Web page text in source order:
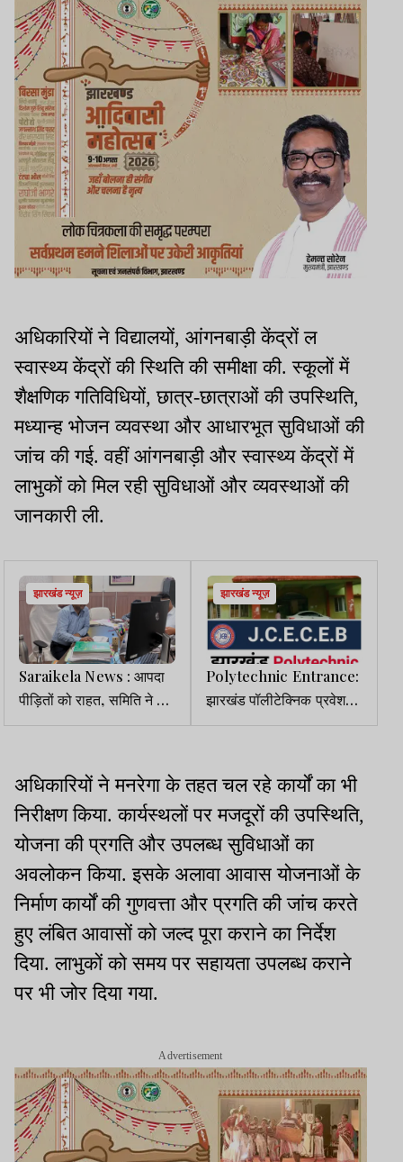
अधिकारियों ने विद्यालयों, आंगनबाड़ी केंद्रों ल
स्वास्थ्य केंद्रों की स्थिति की समीक्षा की. स्कूलों में
शैक्षणिक गतिविधियों, छात्र-छात्राओं की उपस्थिति,
मध्यान्ह भोजन व्यवस्था और आधारभूत सुविधाओं की
जांच की गई. वहीं आंगनबाड़ी और स्वास्थ्य केंद्रों में
लाभुकों को मिल रही सुविधाओं और व्यवस्थाओं की
जानकारी ली.
झारखंड न्यूज़
Saraikela News : आपदा
पीड़ितों को राहत, समिति ने 60
मामलों में अनुग्रह राशि को दी
झारखंड न्यूज़
Polytechnic Entrance:
झारखंड पॉलीटेक्निक प्रवेश
परीक्षा 5 जुलाई को, 19 मई से
अधिकारियों ने मनरेगा के तहत चल रहे कार्यों का भी
निरीक्षण किया. कार्यस्थलों पर मजदूरों की उपस्थिति,
योजना की प्रगति और उपलब्ध सुविधाओं का
अवलोकन किया. इसके अलावा आवास योजनाओं के
निर्माण कार्यों की गुणवत्ता और प्रगति की जांच करते
हुए लंबित आवासों को जल्द पूरा कराने का निर्देश
दिया. लाभुकों को समय पर सहायता उपलब्ध कराने
पर भी जोर दिया गया.
Advertisement